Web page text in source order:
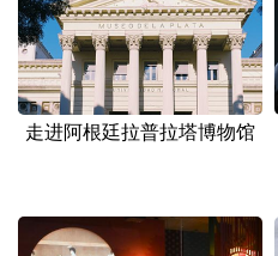
走进阿根廷拉普拉塔博物馆